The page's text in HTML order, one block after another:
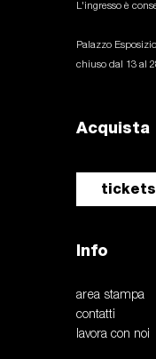
L'ingresso è
Palazzo
chiuso dal 13 al
Acquista
tickets
Info
area stampa
contatti
lavora con noi